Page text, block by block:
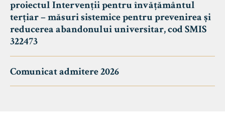
proiectul Intervenții pentru învățământul
terțiar – măsuri sistemice pentru prevenirea și
reducerea abandonului universitar, cod SMIS
322473
Comunicat admitere 2026